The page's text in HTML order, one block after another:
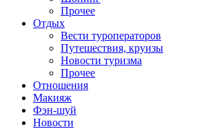
Прочее
Отдых
Вести туроператоров
Путешествия, круизы
Новости туризма
Прочее
Отношения
Макияж
Фэн-шуй
Новости